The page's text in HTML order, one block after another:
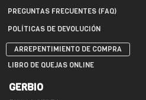
PREGUNTAS FRECUENTES (FAQ)
POLÍTICAS DE DEVOLUCIÓN
ARREPENTIMIENTO DE COMPRA
LIBRO DE QUEJAS ONLINE
GERBIO